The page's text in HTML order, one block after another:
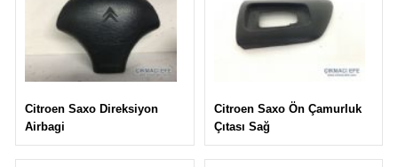
Citroen Saxo Direksiyon
Airbagi
Citroen Saxo Ön Çamurluk
Çıtası Sağ